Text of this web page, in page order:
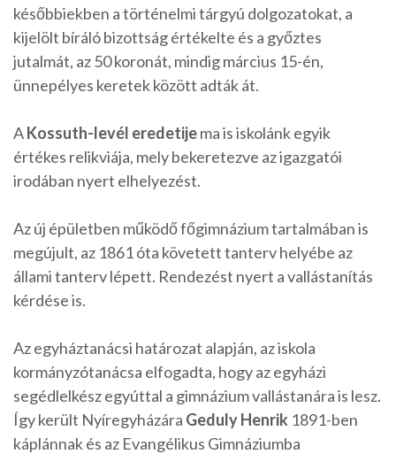
későbbiekben a történelmi tárgyú dolgozatokat, a
kijelölt bíráló bizottság értékelte és a győztes
jutalmát, az 50 koronát, mindig március 15-én,
ünnepélyes keretek között adták át.
AKossuth-levél eredetijema is iskolánk egyik
értékes relikviája, mely bekeretezve az igazgatói
irodában nyert elhelyezést.
Az új épületben működő főgimnázium tartalmában is
megújult, az 1861 óta követett tanterv helyébe az
állami tanterv lépett. Rendezést nyert a vallástanítás
kérdése is.
Az egyháztanácsi határozat alapján, az iskola
kormányzótanácsa elfogadta, hogy az egyházi
segédlelkész egyúttal a gimnázium vallástanára is lesz.
Így került Nyíregyházára Geduly Henrik 1891-ben
káplánnak és az Evangélikus Gimnáziumba